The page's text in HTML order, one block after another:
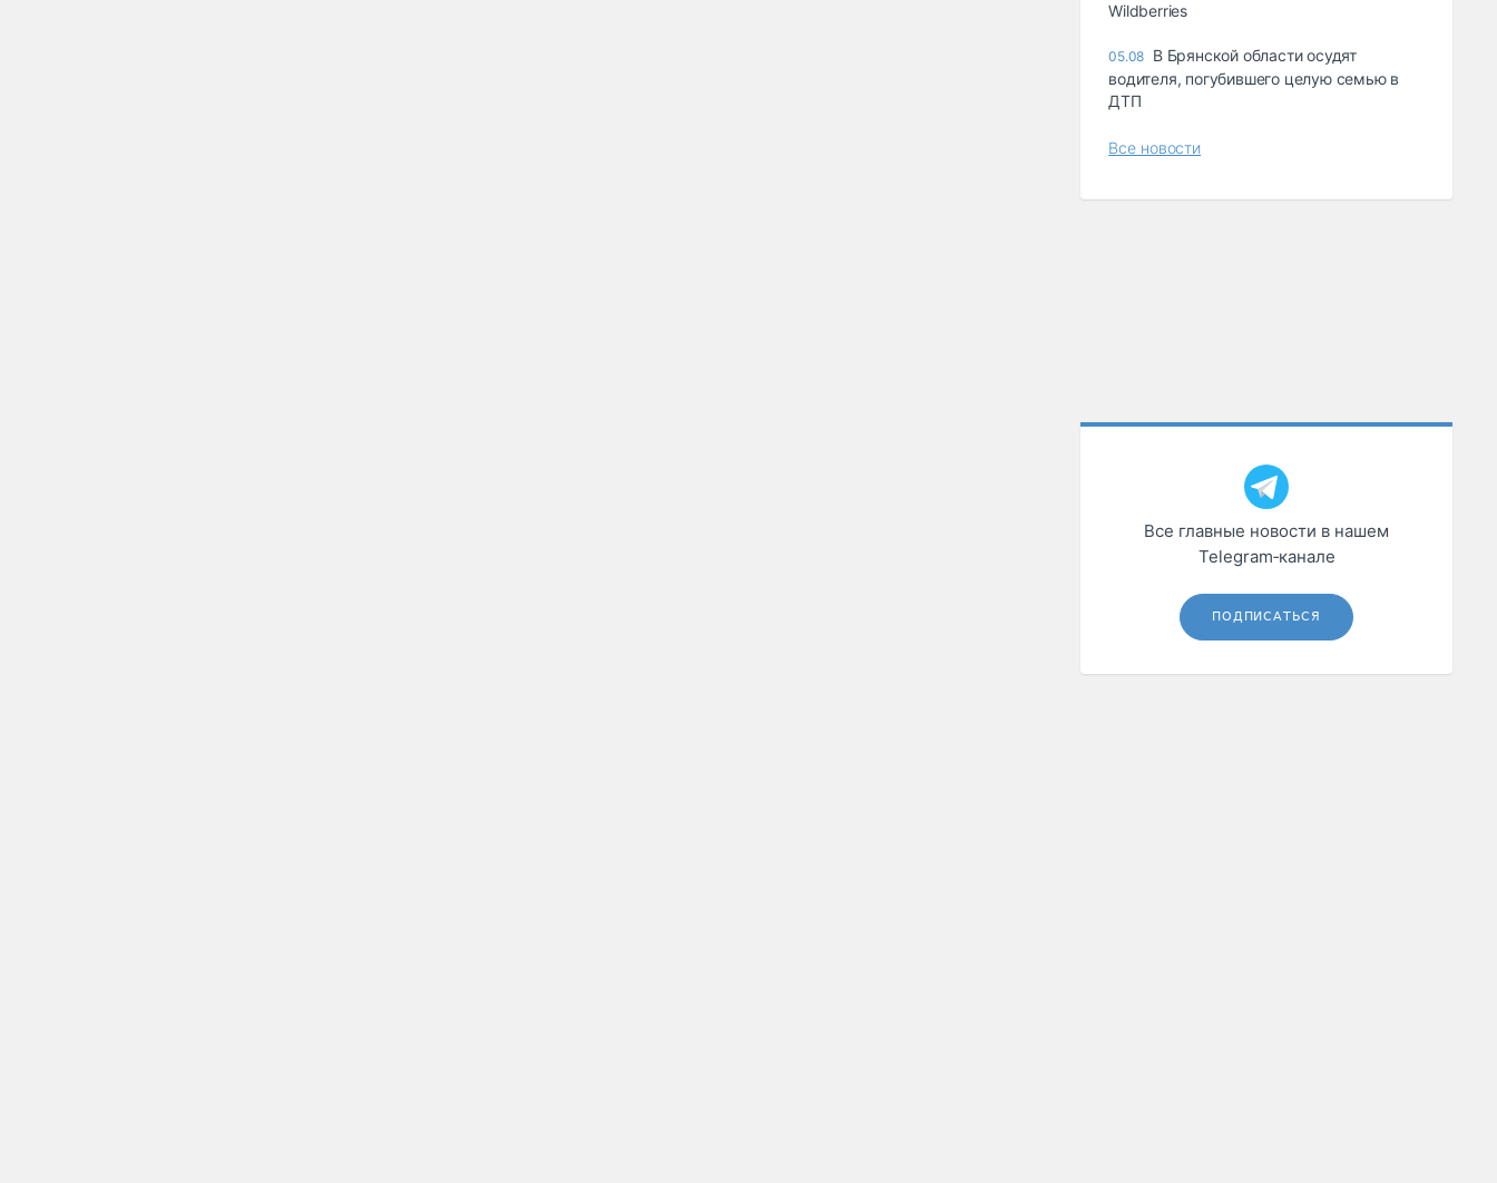
Wildberries
05.08 В Брянской области осудят
водителя, погубившего целую семью в
ДТП
Все новости
Все главные новости в нашем
Telegram‑канале
ПОДПИСАТЬСЯ